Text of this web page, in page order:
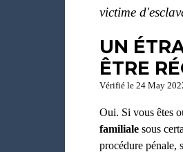
victime
UN
ÊTRE
Vérifié le 24 May
Oui. Si vous êtes
familiale sous
procédure pénale,